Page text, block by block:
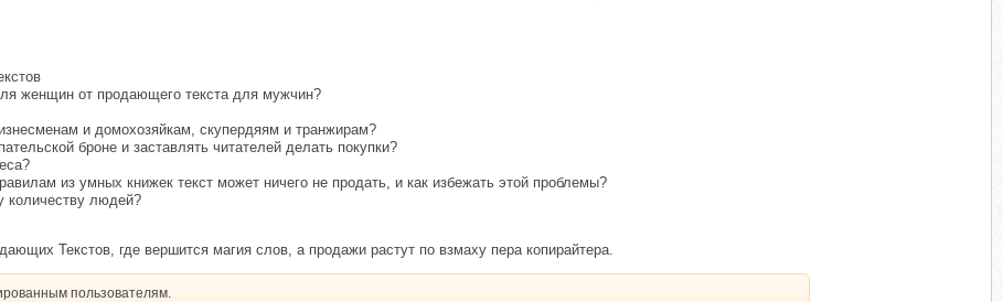
женщин от продающего текста для мужчин?
и домохозяйкам, скупердяям и транжирам?
броне и заставлять читателей делать покупки?
из умных книжек текст может ничего не продать, и как избежать этой проблемы?
количеству людей?
Текстов, где вершится магия слов, а продажи растут по взмаху пера копирайтера.
пользователям.